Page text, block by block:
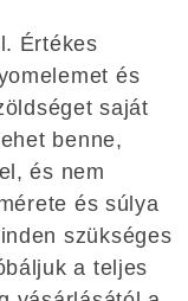
Értékes
és
saját
benne,
és nem
és súlya
szükséges
a teljes